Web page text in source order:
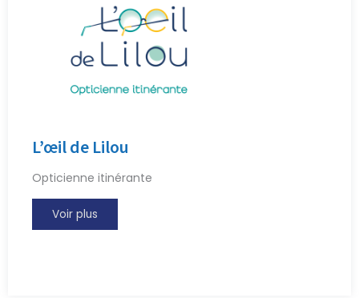
L’œil de Lilou
Opticienne itinérante
Voir plus